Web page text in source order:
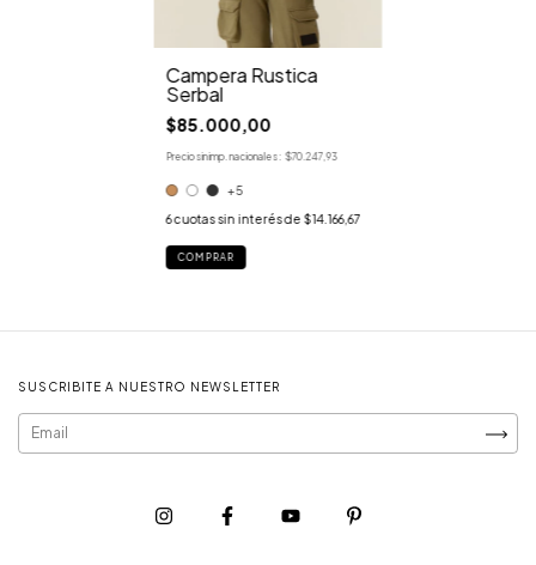
Campera Rustica
Serbal
$85.000,00
Precio sin imp. nacionales: $70.247,93
+5
6cuotas sin interés de $14.166,67
COMPRAR
SUSCRIBITE A NUESTRO NEWSLETTER